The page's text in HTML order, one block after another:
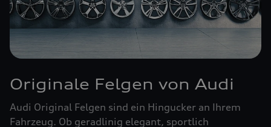
Originale Felgen von Audi
Audi Original Felgen sind ein Hingucker an Ihrem
Fahrzeug. Ob geradlinig elegant, sportlich